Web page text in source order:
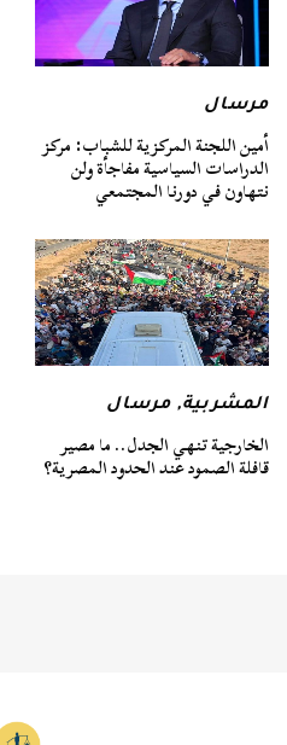
مرسال
أمين اللجنة المركزية للشباب: مركز
الدراسات السياسية مفاجأة ولن
نتهاون في دورنا المجتمعي
المشربية,مرسال
الخارجية تنهي الجدل.. ما مصير
قافلة الصمود عند الحدود المصرية؟